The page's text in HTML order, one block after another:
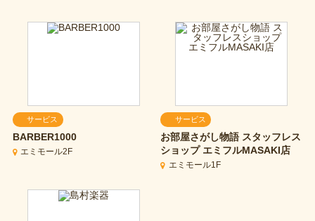
サービス
BARBER1000
エミモール2F
サービス
お部屋さがし物語 スタッフレス
ショップ エミフルMASAKI店
エミモール1F